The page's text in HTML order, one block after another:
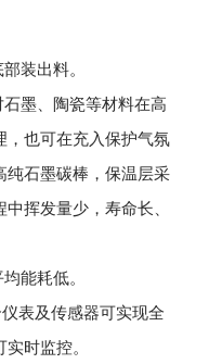
装出料。
墨、陶瓷等材料在高
，也可在充入保护气氛
纯石墨碳棒，保温层采
挥发量少，寿命长、
能耗低。
表及传感器可实现全
时监控。